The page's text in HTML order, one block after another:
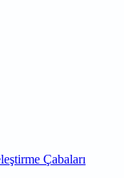
Çabaları